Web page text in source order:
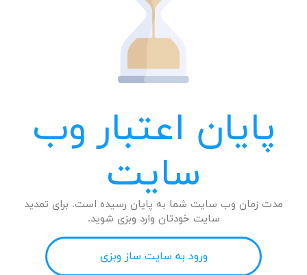
پایان اعتبار وب
سایت
مدت زمان وب سایت شما به پایان رسیده است. برای تمدید
سایت خودتان وارد وبزی شوید.
ورود به سایت ساز وبزی